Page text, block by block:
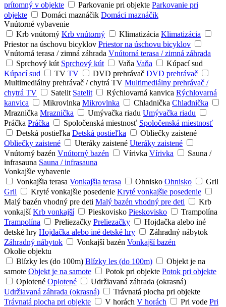
prítomný v objekte
Parkovanie pri objekte Parkovanie pri
objekte
Domáci maznáčik Domáci maznáčik
Vnútorné vybavenie
Krb vnútorný Krb vnútorný Klimatizácia Klimatizácia
Priestor na úschovu bicyklov Priestor na úschovu bicyklov
Vnútorná terasa / zimná záhrada Vnútorná terasa / zimná záhrada
Sprchový kút Sprchový kút Vaňa Vaňa
Kúpací sud
Kúpací sud
TV TV DVD prehrávač DVD prehrávač
Multimediálny prehrávač / chytrá TV Multimediálny prehrávač /
chytrá TV
Satelit Satelit Rýchlovarná kanvica Rýchlovarná
kanvica
Mikrovlnka Mikrovlnka Chladnička Chladnička
Mraznička Mraznička Umývačka riadu Umývačka riadu
Práčka Práčka Spoločenská miestnosť Spoločenská miestnosť
Detská postieľka Detská postieľka
Obliečky zaistené
Obliečky zaistené
Uteráky zaistené Uteráky zaistené
Vnútorný bazén Vnútorný bazén Vírivka Vírivka
Sauna /
infrasauna Sauna / infrasauna
Vonkajšie vybavenie
Vonkajšia terasa Vonkajšia terasa Ohnisko Ohnisko
Gril
Gril
Kryté vonkajšie posedenie Kryté vonkajšie posedenie
Malý bazén vhodný pre deti Malý bazén vhodný pre deti
Krb
vonkajší Krb vonkajší Pieskovisko Pieskovisko
Trampolína
Trampolína
Preliezačky Preliezačky
Hojdačka alebo iné
detské hry Hojdačka alebo iné detské hry
Záhradný nábytok
Záhradný nábytok
Vonkajší bazén Vonkajší bazén
Okolie objektu
Blízky les (do 100m) Blízky les (do 100m)
Objekt je na
samote Objekt je na samote Potok pri objekte Potok pri objekte
Oplotené Oplotené
Udržiavaná záhrada (okrasná)
Udržiavaná záhrada (okrasná)
Trávnatá plocha pri objekte
Trávnatá plocha pri objekte
V horách V horách Pri vode Pri